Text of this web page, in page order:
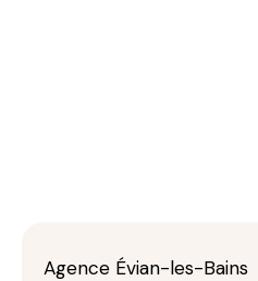
Agence Évian-les-Bains